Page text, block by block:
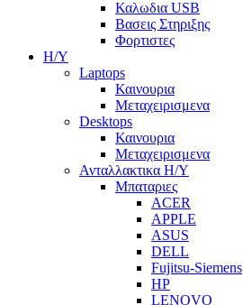
Καλωδια USB
Βασεις Στηριξης
Φορτιστες
Η/Υ
Laptops
Καινουρια
Μεταχειρισμενα
Desktops
Καινουρια
Μεταχειρισμενα
Ανταλλακτικα H/Y
Μπαταριες
ACER
APPLE
ASUS
DELL
Fujitsu-Siemens
HP
LENOVO